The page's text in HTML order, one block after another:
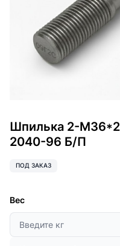
Шпилька 2-
2040-96 Б/П
ПОД ЗАКАЗ
Вес